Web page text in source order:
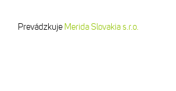
Prevádzkuje Merida Slovakia s.r.o.